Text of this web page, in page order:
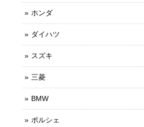
ホンダ
ダイハツ
スズキ
三菱
BMW
ポルシェ